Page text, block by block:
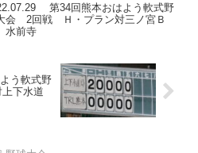
第34回熊本おはよう軟式野
会 2回戦 Ｈ・プラン対三ノ宮Ｂ
前寺
う軟式野
下水道